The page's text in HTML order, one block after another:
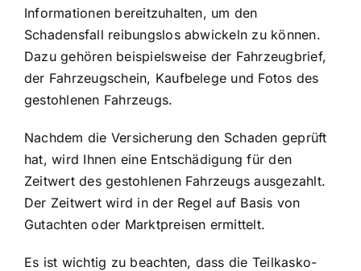
Informationen bereitzuhalten, um den
Schadensfall reibungslos abwickeln zu können.
Dazu gehören beispielsweise der Fahrzeugbrief,
der Fahrzeugschein, Kaufbelege und Fotos des
gestohlenen Fahrzeugs.
Nachdem die Versicherung den Schaden geprüft
hat, wird Ihnen eine Entschädigung für den
Zeitwert des gestohlenen Fahrzeugs ausgezahlt.
Der Zeitwert wird in der Regel auf Basis von
Gutachten oder Marktpreisen ermittelt.
Es ist wichtig zu beachten, dass die Teilkasko-